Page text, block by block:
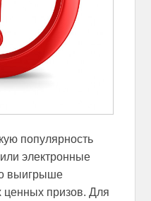
популярность
электронные
выигрыше
ценных призов. Для